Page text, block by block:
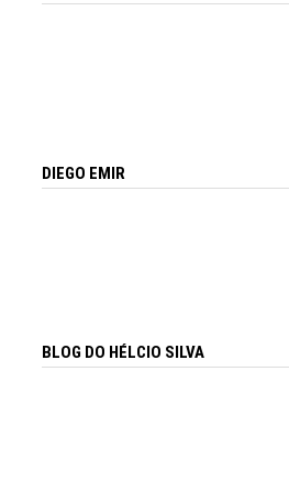
DIEGO EMIR
BLOG DO HÉLCIO SILVA